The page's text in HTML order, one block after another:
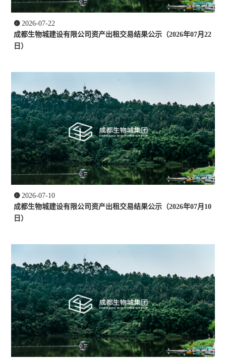
 2026-07-22
成都生物城建设有限公司资产出租交易结果公示（2026年07月22
日）
 2026-07-10
成都生物城建设有限公司资产出租交易结果公示（2026年07月10
日）